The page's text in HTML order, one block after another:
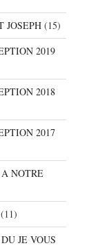
JOSEPH(15)
2019
2018
2017
NOTRE
JE VOUS